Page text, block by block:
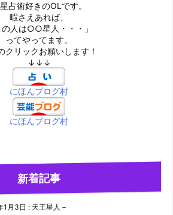
占術好きのOLです。
暇さえあれば、
の人は○○星人・・・」
ってやってます。
クリックお願いします！
↓↓↓
にほんブログ村
にほんブログ村
新着記事
1月3日 : 天王星人－